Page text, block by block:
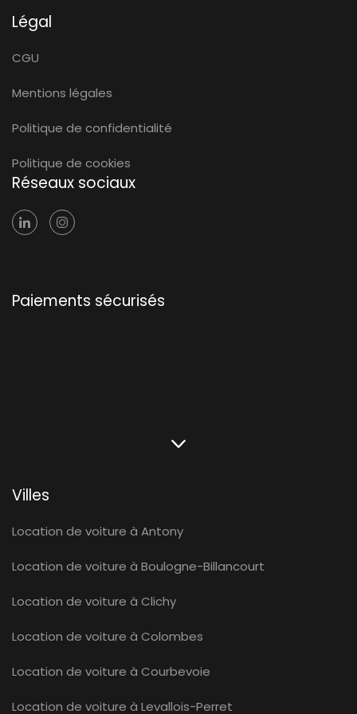
Légal
CGU
Mentions légales
Politique de confidentialité
Politique de cookies
Réseaux sociaux
Paiements sécurisés
Villes
Location de voiture à Antony
Location de voiture à Boulogne-Billancourt
Location de voiture à Clichy
Location de voiture à Colombes
Location de voiture à Courbevoie
Location de voiture à Levallois-Perret